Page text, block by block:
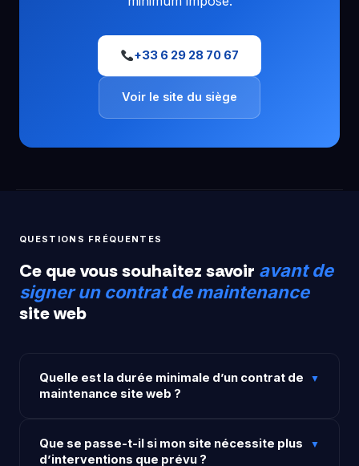
+33 6 29 28 70 67
Voir le site du siège
QUESTIONS FRÉQUENTES
Ce que vous souhaitez savoir avant de
signer un contrat de maintenance
site web
Quelle est la durée minimale d’un contrat de
maintenance site web ?
▼
minimum de durée. Vous êtes libre de mettre fin au
Que se passe-t-il si mon site nécessite plus
d’interventions que prévu ?
▼